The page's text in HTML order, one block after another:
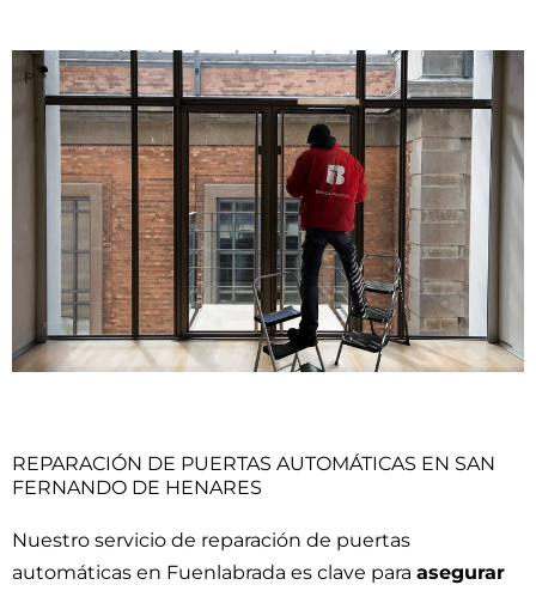
REPARACIÓN DE PUERTAS AUTOMÁTICAS EN SAN
FERNANDO DE HENARES
Nuestro servicio de reparación de puertas
automáticas en Fuenlabrada es clave para asegurar